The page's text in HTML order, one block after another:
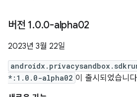
버전 1.0.0-alpha02
2023년 3월 22일
*:1.0.0-alpha02 이 출시되었습니